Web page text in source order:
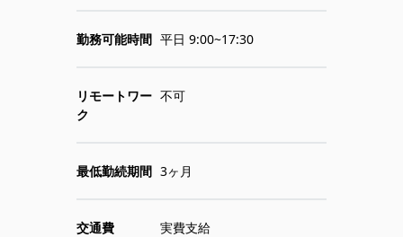
勤務可能時間 平日 9:00~17:30
リモートワー
ク
不可
最低勤続期間 3ヶ月
交通費 実費支給